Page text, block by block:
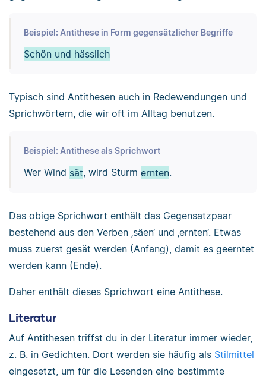
Beispiel: Antithese in Form gegensätzlicher Begriffe
Schön und hässlich
Typisch sind Antithesen auch in Redewendungen und
Sprichwörtern, die wir oft im Alltag benutzen.
Beispiel: Antithese als Sprichwort
Wer Wind sät, wird Sturm ernten.
Das obige Sprichwort enthält das Gegensatzpaar
bestehend aus den Verben ‚säen‘ und ‚ernten‘. Etwas
muss zuerst gesät werden (Anfang), damit es geerntet
werden kann (Ende).
Daher enthält dieses Sprichwort eine Antithese.
Literatur
Auf Antithesen triffst du in der Literatur immer wieder,
z. B. in Gedichten. Dort werden sie häufig als Stilmittel
eingesetzt, um für die Lesenden eine bestimmte